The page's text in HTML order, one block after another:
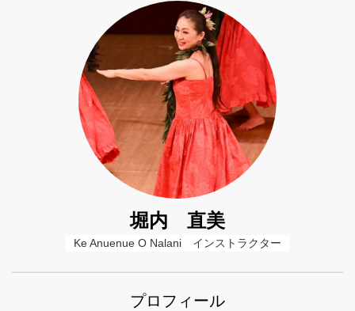
堀内 直美
Ke Anuenue O Nalani　インストラクター
プロフィール